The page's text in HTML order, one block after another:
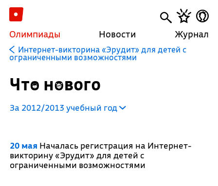
Олимпиады Новости Журнал
Интернет-викторина «Эрудит» для детей с
ограниченными возможностями
Что нового
За 2012/2013 учебный год
20 мая Началась регистрация на Интернет-
викторину «Эрудит» для детей с
ограниченными возможностями